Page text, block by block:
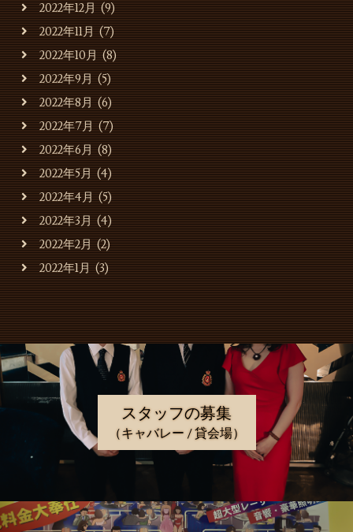
2022年12月(9)
2022年11月(7)
2022年10月(8)
2022年9月(5)
2022年8月(6)
2022年7月(7)
2022年6月(8)
2022年5月(4)
2022年4月(5)
2022年3月(4)
2022年2月(2)
2022年1月(3)
スタッフの募集
（キャバレー / 貸会場）